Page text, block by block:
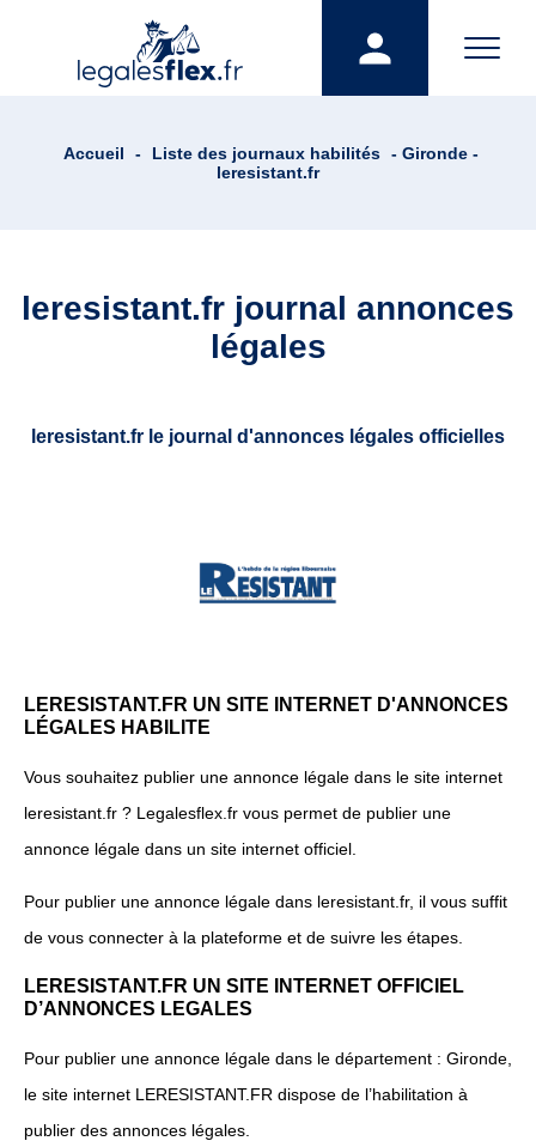
Accueil - Liste des journaux habilités - Gironde -
leresistant.fr
leresistant.fr journal annonces
légales
leresistant.fr le journal d'annonces légales officielles
LERESISTANT.FR UN SITE INTERNET D'ANNONCES
LÉGALES HABILITE
Vous souhaitez publier une annonce légale dans le site internet
leresistant.fr ? Legalesflex.fr vous permet de publier une
annonce légale dans un site internet officiel.
Pour publier une annonce légale dans leresistant.fr, il vous suffit
de vous connecter à la plateforme et de suivre les étapes.
LERESISTANT.FR UN SITE INTERNET OFFICIEL
D’ANNONCES LEGALES
Pour publier une annonce légale dans le département : Gironde,
le site internet LERESISTANT.FR dispose de l’habilitation à
publier des annonces légales.